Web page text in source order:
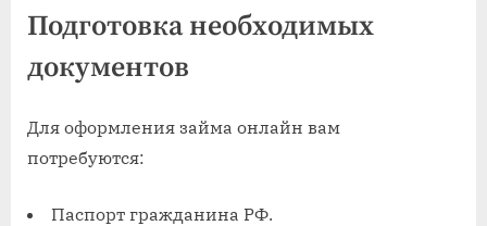
Подготовка необходимых
документов
Для оформления займа онлайн вам
потребуются:
Паспорт гражданина РФ.